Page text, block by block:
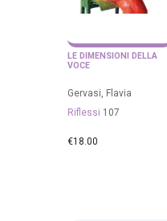
LE DIMENSIONI DELLA
VOCE
Gervasi, Flavia
Riflessi 107
€18.00